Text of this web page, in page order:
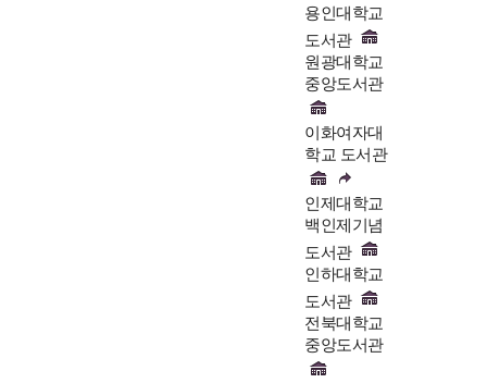
용인대학교
도서관
원광대학교
중앙도서관
이화여자대
학교 도서관
인제대학교
백인제기념
도서관
인하대학교
도서관
전북대학교
중앙도서관